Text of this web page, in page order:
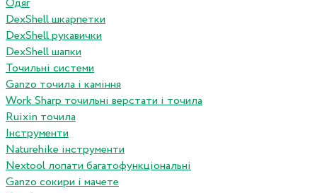
Одяг
DexShell шкарпетки
DexShell рукавички
DexShell шапки
Точильні системи
Ganzo точила і каміння
Work Sharp точильні верстати і точила
Ruixin точила
Інструменти
Naturehike інструменти
Nextool лопати багатофункціональні
Ganzo сокири і мачете